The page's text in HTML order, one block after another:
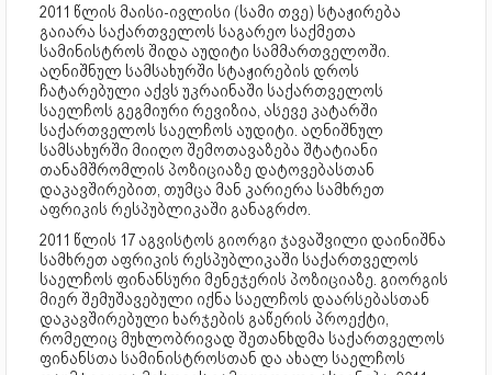
2011 წლის მაისი-ივლისი (სამი თვე) სტაჟირება
გაიარა საქართველოს საგარეო საქმეთა
სამინისტროს შიდა აუდიტი სამმართველოში.
აღნიშნულ სამსახურში სტაჟირების დროს
ჩატარებული აქვს უკრაინაში საქართველოს
საელჩოს გეგმიური რევიზია, ასევე კატარში
საქართველოს საელჩოს აუდიტი. აღნიშნულ
სამსახურში მიიღო შემოთავაზება შტატიანი
თანამშრომლის პოზიციაზე დატოვებასთან
დაკავშირებით, თუმცა მან კარიერა სამხრეთ
აფრიკის რესპუბლიკაში განაგრძო.
2011 წლის 17 აგვისტოს გიორგი ჯავაშვილი დაინიშნა
სამხრეთ აფრიკის რესპუბლიკაში საქართველოს
საელჩოს ფინანსური მენეჯერის პოზიციაზე. გიორგის
მიერ შემუშავებული იქნა საელჩოს დაარსებასთან
დაკავშირებული ხარჯების გაწერის პროექტი,
რომელიც მუხლობრივად შეთანხდმა საქართველოს
ფინანსთა სამინისტროსთან და ახალ საელჩოს